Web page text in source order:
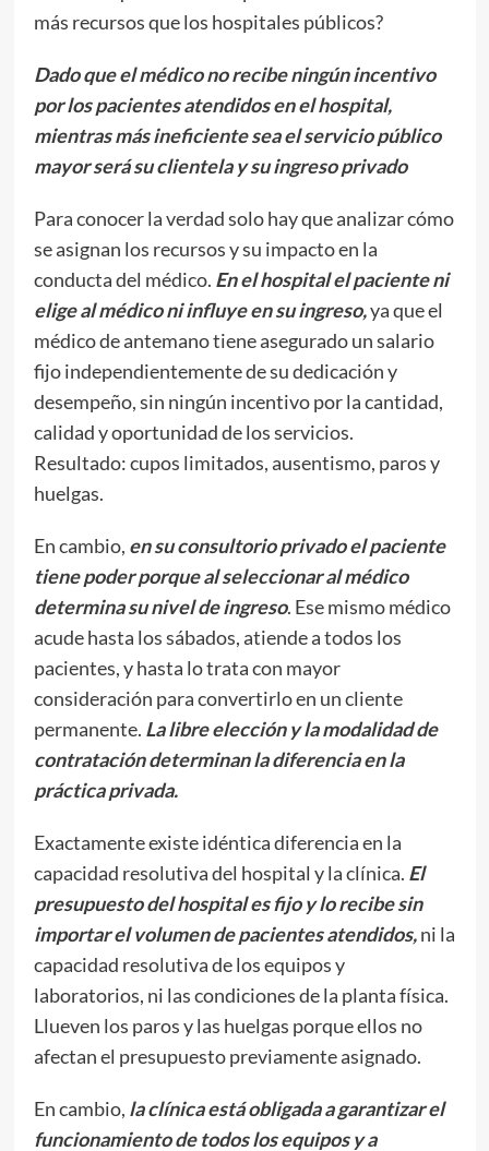
más recursos que los hospitales públicos?
Dado que el médico no recibe ningún incentivo
por los pacientes atendidos en el hospital,
mientras más ineficiente sea el servicio público
mayor será su clientela y su ingreso privado
Para conocer la verdad solo hay que analizar cómo
se asignan los recursos y su impacto en la
conducta del médico. En el hospital el paciente ni
elige al médico ni influye en su ingreso,ya que el
médico de antemano tiene asegurado un salario
fijo independientemente de su dedicación y
desempeño, sin ningún incentivo por la cantidad,
calidad y oportunidad de los servicios.
Resultado: cupos limitados, ausentismo, paros y
huelgas.
En cambio, en su consultorio privado el paciente
tiene poder porque al seleccionar al médico
determina su nivel de ingreso. Ese mismo médico
acude hasta los sábados, atiende a todos los
pacientes, y hasta lo trata con mayor
consideración para convertirlo en un cliente
permanente. La libre elección y la modalidad de
contratación determinan la diferencia en la
práctica privada.
Exactamente existe idéntica diferencia en la
capacidad resolutiva del hospital y la clínica. El
presupuesto del hospital es fijo y lo recibe sin
importar el volumen de pacientes atendidos,ni la
capacidad resolutiva de los equipos y
laboratorios, ni las condiciones de la planta física.
Llueven los paros y las huelgas porque ellos no
afectan el presupuesto previamente asignado.
En cambio, la clínica está obligada a garantizar el
funcionamiento de todos los equipos y a